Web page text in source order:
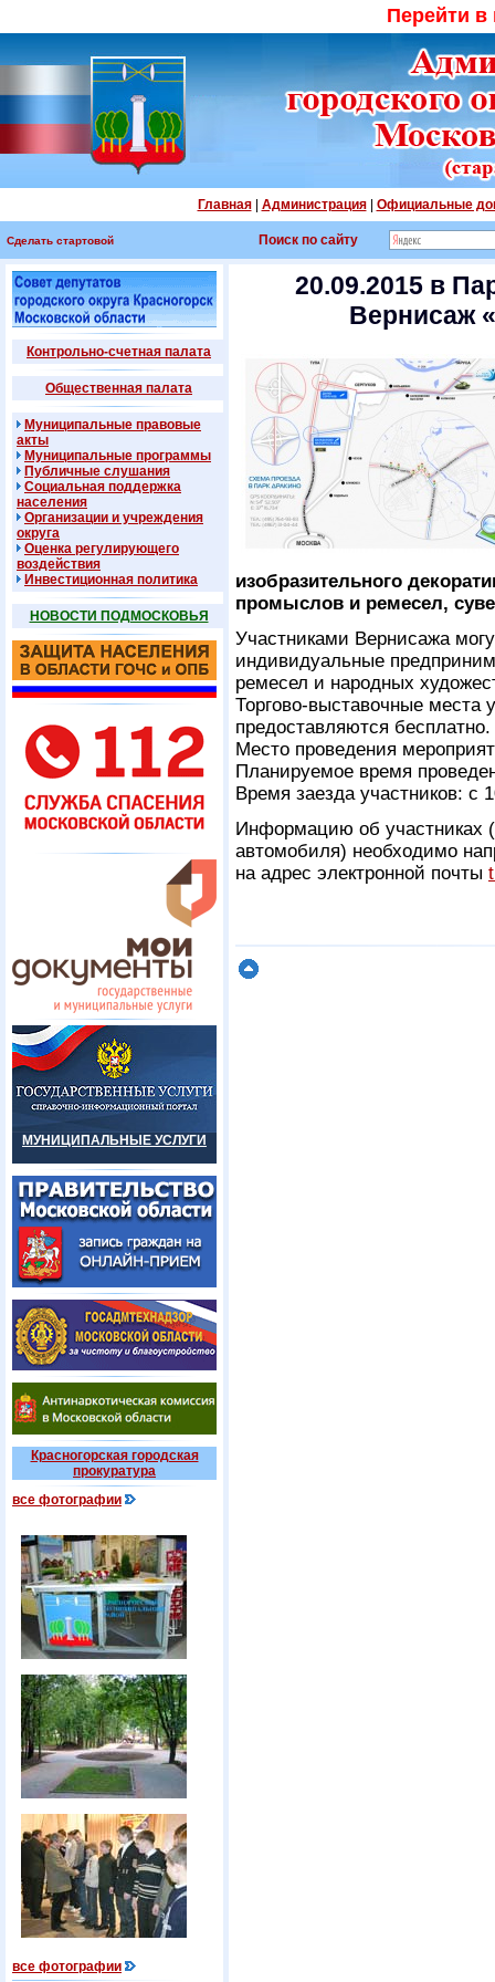
Перейти
Главная| Администрация| Официальные
Сделать стартовой Поиск по сайту
Контрольно-счетная палата
Общественная палата
Муниципальные правовые
акты
Муниципальные программы
Публичные слушания
Социальная поддержка
населения
Организации и учреждения
округа
Оценка регулирующего
воздействия
Инвестиционная политика
НОВОСТИ ПОДМОСКОВЬЯ
МУНИЦИПАЛЬНЫЕ УСЛУГИ
Красногорская городская
прокуратура
все фотографии
все фотографии
20.09.2015 в
Вернисаж
изобразительного
промыслов и ремесел,
Участниками Вернисажа
индивидуальные
ремесел и народных
Торгово-выставочные места
предоставляются бесплатно.
Место проведения
Планируемое время
Время заезда участников: с
Информацию об участниках
автомобиля) необходимо
на адрес электронной почты